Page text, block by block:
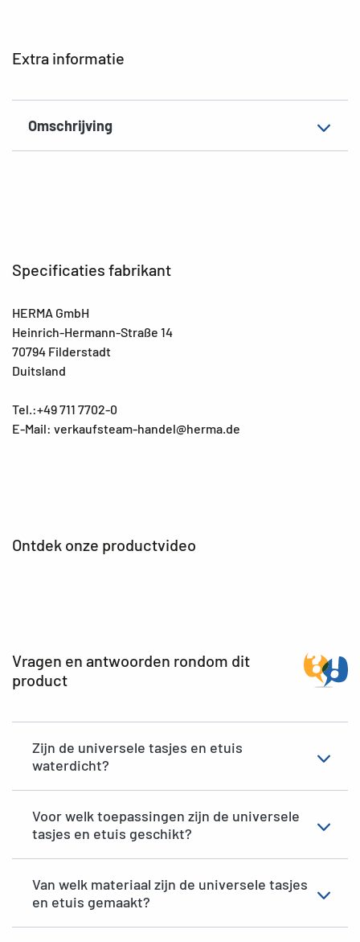
Extra informatie
Omschrijving
Specificaties fabrikant
HERMA GmbH
Heinrich-Hermann-Straße 14
70794 Filderstadt
Duitsland
Tel.:+49 711 7702-0
E-Mail: verkaufsteam-handel@herma.de
Ontdek onze productvideo
Vragen en antwoorden rondom dit
product
Zijn de universele tasjes en etuis
waterdicht?
Voor welk toepassingen zijn de universele
tasjes en etuis geschikt?
Van welk materiaal zijn de universele tasjes
en etuis gemaakt?